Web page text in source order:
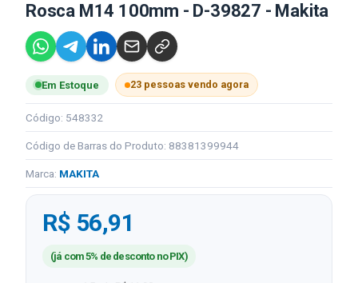
Rosca M14 100mm - D-39827 - Makita
Em Estoque 23 pessoas vendo agora
Código: 548332
Código de Barras do Produto: 88381399944
Marca: MAKITA
R$ 56,91
(já com 5% de desconto no PIX)